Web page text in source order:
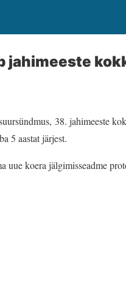
jahimeeste
38. jahimeeste
5 aastat järjest.
uue koera jälgimisseadme